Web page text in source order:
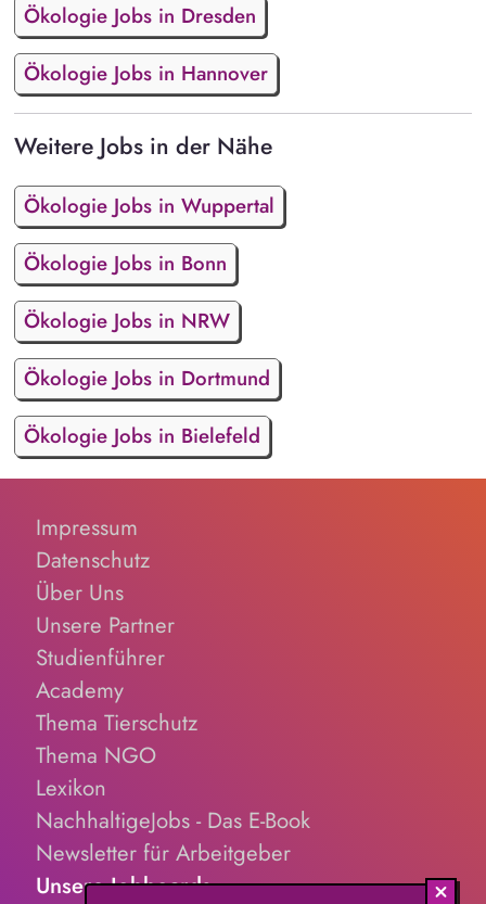
Ökologie Jobs in Dresden
Ökologie Jobs in Hannover
Weitere Jobs in der Nähe
Ökologie Jobs in Wuppertal
Ökologie Jobs in Bonn
Ökologie Jobs in NRW
Ökologie Jobs in Dortmund
Ökologie Jobs in Bielefeld
Impressum
Datenschutz
Über Uns
Unsere Partner
Studienführer
Academy
Thema Tierschutz
Thema NGO
Lexikon
NachhaltigeJobs - Das E-Book
Newsletter für Arbeitgeber
Unsere Jobboards